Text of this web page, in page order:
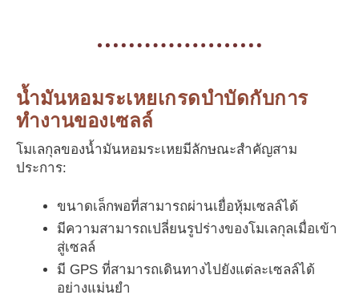
น้ำมันหอมระเหยเกรดบำบัดกับการ
ทำงานของเซลล์
โมเลกุลของน้ำมันหอมระเหยมีลักษณะสำคัญสาม
ประการ:
ขนาดเล็กพอที่สามารถผ่านเยื่อหุ้มเซลล์ได้
มีความสามารถเปลี่ยนรูปร่างของโมเลกุลเมื่อเข้า
สู่เซลล์
มี GPS ที่สามารถเดินทางไปยังแต่ละเซลล์ได้
อย่างแม่นยำ